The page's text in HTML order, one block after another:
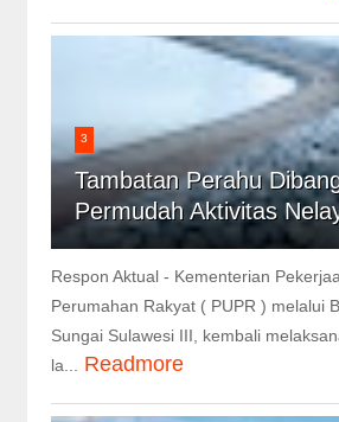
3
Tambatan Perahu
Permudah Aktivitas
Respon Aktual - Kementerian
Perumahan Rakyat ( PUPR ) melalui
Sungai Sulawesi III, kembali
la...
Readmore